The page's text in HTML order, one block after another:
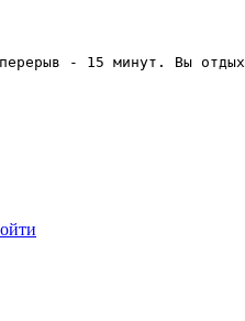
- 15 минут. Вы